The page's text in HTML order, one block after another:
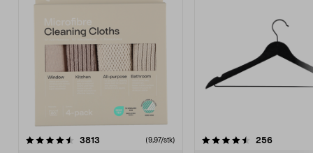
3813 anmeldelser(9,97/stk)
4.5av 5 stjerner 256
4.5av 5 stjerner